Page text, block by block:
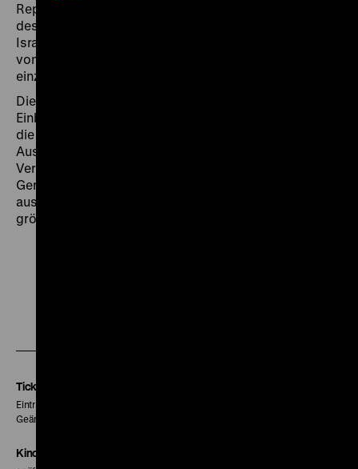
Reportagen über die Stimmung im Land, die Folgen
des Prozesses für die Wahrnehmung Deutschlands in
Israel und Berichte über Reaktionen auf den Prozess
von weltweit agierenden Korrespondenten runden die
einzelnen Sendungen ab.
Die drei ausgewählten Folgen 4, 17 und 24 geben einen
Einblick in die Berichterstattung. Thematisiert werden
die Produktionsbedingungen vor Ort, verschiedene
Aussagen von Überlebenden aus den NS-
Vernichtungslagern und Eichmanns Auftreten vor
Gericht. Seit der Fernsehausstrahlung sind Auszüge
aus Eine Epoche vor Gericht erstmals wieder in einem
größeren Rahmen zu sehen. (gl)
Tickets
Eintritt 5 €
Geänderte Preise sind im Programm vermerkt.
Kinokasse